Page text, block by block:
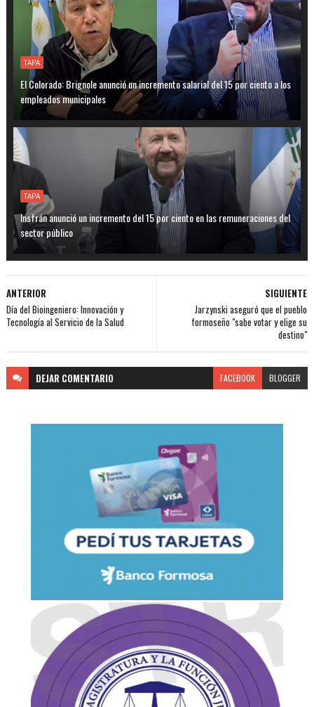
TAPA
El Colorado: Brignole anunció un incremento salarial del 15 por ciento a los
empleados municipales
TAPA
Insfrán anunció un incremento del 15 por ciento en las remuneraciones del
sector público
SIGUIENTE
Jarzynski aseguró que el pueblo
formoseño "sabe votar y elige su
destino"
ANTERIOR
Día del Bioingeniero: Innovación y
Tecnología al Servicio de la Salud
DEJAR COMENTARIO FACEBOOK BLOGGER